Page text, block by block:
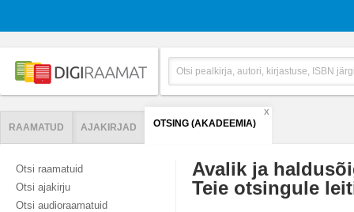
RAAMATUD AJAKIRJAD OTSING (AKADEEMIA)
X
Otsi raamatuid
Otsi ajakirju
Otsi audioraamatuid
Avalik ja
Teie otsingule